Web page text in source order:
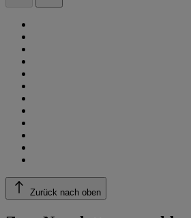
Zurück nach oben